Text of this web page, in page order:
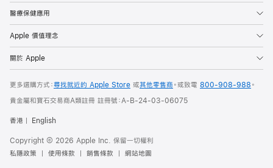
醫療保健應用
Apple 價值理念
關於 Apple
更多選購方式：尋找就近的 Apple Store 或其他零售商 。或致電 800-908-988 。
貴金屬和寶石交易商A類註冊 註冊號：A-B-24-03-06075
香港 English
Copyright © 2026 Apple Inc. 保留一切權利
私隱政策
使用條款 銷售條款 網站地圖